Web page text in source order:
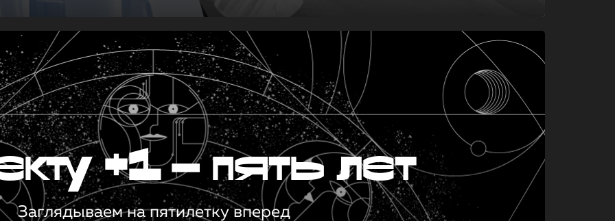
+1 — пять лет
Заглядываем на пятилетку вперед